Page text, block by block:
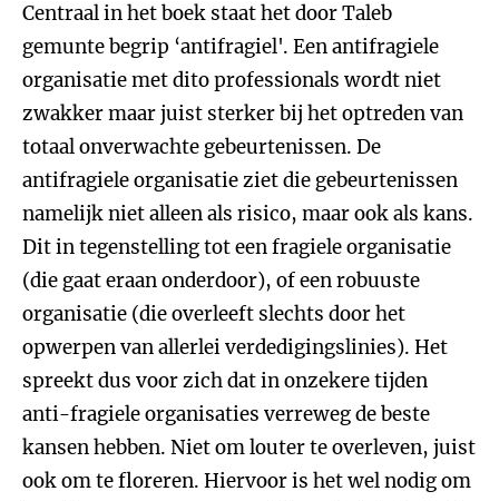
Centraal in het boek staat het door Taleb
gemunte begrip ‘antifragiel'. Een antifragiele
organisatie met dito professionals wordt niet
zwakker maar juist sterker bij het optreden van
totaal onverwachte gebeurtenissen. De
antifragiele organisatie ziet die gebeurtenissen
namelijk niet alleen als risico, maar ook als kans.
Dit in tegenstelling tot een fragiele organisatie
(die gaat eraan onderdoor), of een robuuste
organisatie (die overleeft slechts door het
opwerpen van allerlei verdedigingslinies). Het
spreekt dus voor zich dat in onzekere tijden
anti-fragiele organisaties verreweg de beste
kansen hebben. Niet om louter te overleven, juist
ook om te floreren. Hiervoor is het wel nodig om